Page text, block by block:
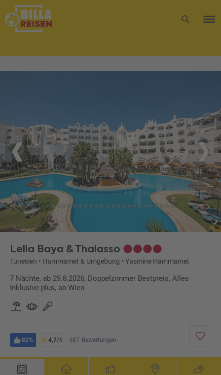
Lella Baya & Thalasso
Tunesien • Hammamet & Umgebung • Yasmine Hammamet
7 Nächte, ab 29.8.2026, Doppelzimmer Bestpreis, Alles
Inklusive plus, ab Wien
82% 4,7/6 587 Bewertungen